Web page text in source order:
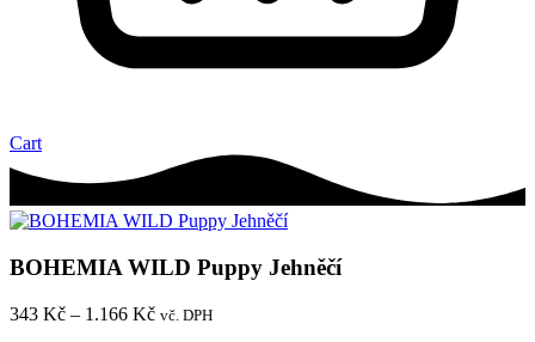
Cart
BOHEMIA WILD Puppy Jehněčí
343 Kč – 1.166 KčRozpětí
vč. DPH